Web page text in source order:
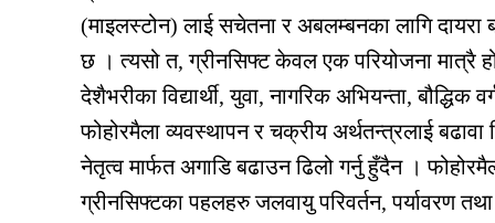
(माइलस्टोन) लाई सचेतना र अबलम्बनका लागि दायरा
छ । त्यसो त, ग्रीनसिफ्ट केवल एक परियोजना मात्रै
देशैभरीका विद्यार्थी, युवा, नागरिक अभियन्ता,
फोहोरमैला व्यवस्थापन र चक्रीय अर्थतन्त्रलाई बढावा
नेतृत्व मार्फत अगाडि बढाउन ढिलो गर्नु हुँदैन ।
ग्रीनसिफ्टका पहलहरु जलवायु परिवर्तन, पर्यावरण